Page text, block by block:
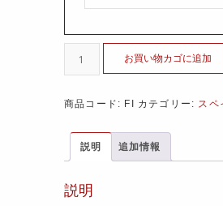
お買い物カゴに追加
商品コード: FI カテゴリー: スペ
説明 追加情報
説明